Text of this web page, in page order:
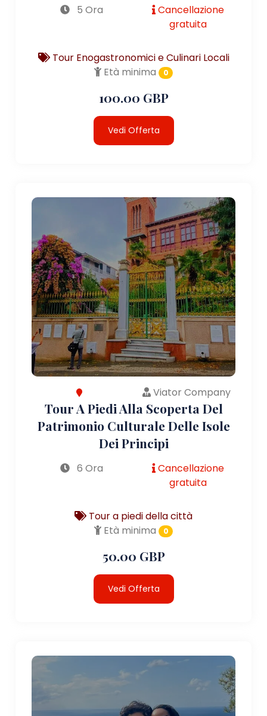
5 Ora
Cancellazione
gratuita
Tour Enogastronomici e Culinari Locali
Età minima
0
100.00 GBP
Vedi Offerta
Viator Company
Tour A Piedi Alla Scoperta Del
Patrimonio Culturale Delle Isole
Dei Principi
6 Ora
Cancellazione
gratuita
Tour a piedi della città
Età minima
0
50.00 GBP
Vedi Offerta